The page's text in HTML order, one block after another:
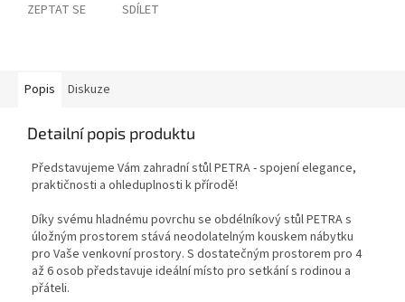
ZEPTAT SE SDÍLET
Popis Diskuze
Detailní popis produktu
Představujeme Vám zahradní stůl PETRA - spojení elegance,
praktičnosti a ohleduplnosti k přírodě!
Díky svému hladnému povrchu se obdélníkový stůl PETRA s
úložným prostorem stává neodolatelným kouskem nábytku
pro Vaše venkovní prostory. S dostatečným prostorem pro 4
až 6 osob představuje ideální místo pro setkání s rodinou a
přáteli.